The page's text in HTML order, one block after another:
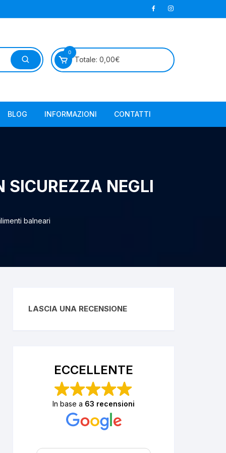
0
Totale: 0,00€
BLOG INFORMAZIONI CONTATTI
SICUREZZA NEGLI
balneari
LASCIA UNA RECENSIONE
ECCELLENTE
In base a 63 recensioni